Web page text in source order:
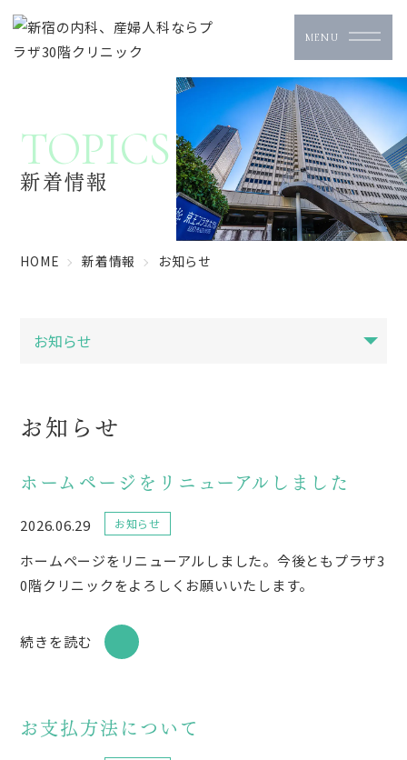
新着情報
TOPICS
HOME 新着情報 お知らせ
お知らせ
ホームページをリニューアルしました
2026.06.29 お知らせ
ホームページをリニューアルしました。今後ともプラザ3
0階クリニックをよろしくお願いいたします。
続きを読む
お支払方法について